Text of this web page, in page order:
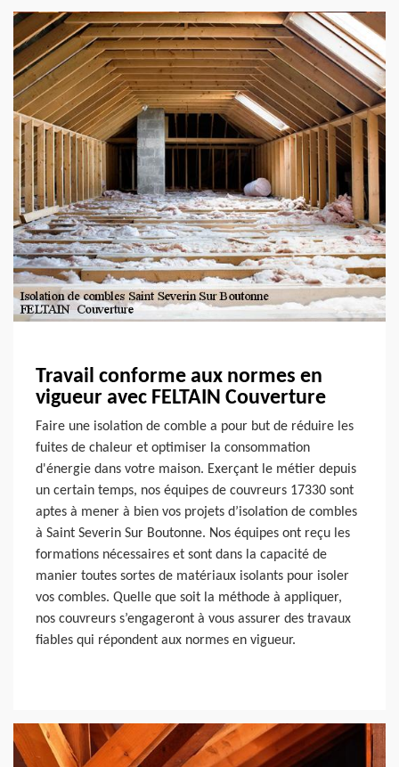
Travail conforme aux normes en
vigueur avec FELTAIN Couverture
Faire une isolation de comble a pour but de réduire les
fuites de chaleur et optimiser la consommation
d'énergie dans votre maison. Exerçant le métier depuis
un certain temps, nos équipes de couvreurs 17330 sont
aptes à mener à bien vos projets d’isolation de combles
à Saint Severin Sur Boutonne. Nos équipes ont reçu les
formations nécessaires et sont dans la capacité de
manier toutes sortes de matériaux isolants pour isoler
vos combles. Quelle que soit la méthode à appliquer,
nos couvreurs s’engageront à vous assurer des travaux
fiables qui répondent aux normes en vigueur.